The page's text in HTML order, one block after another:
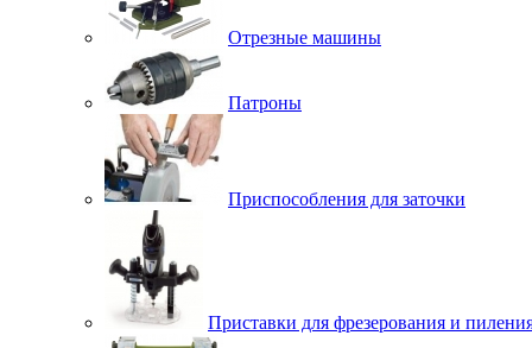
Отрезные машины
Патроны
Приспособления для заточки
Приставки для фрезерования и